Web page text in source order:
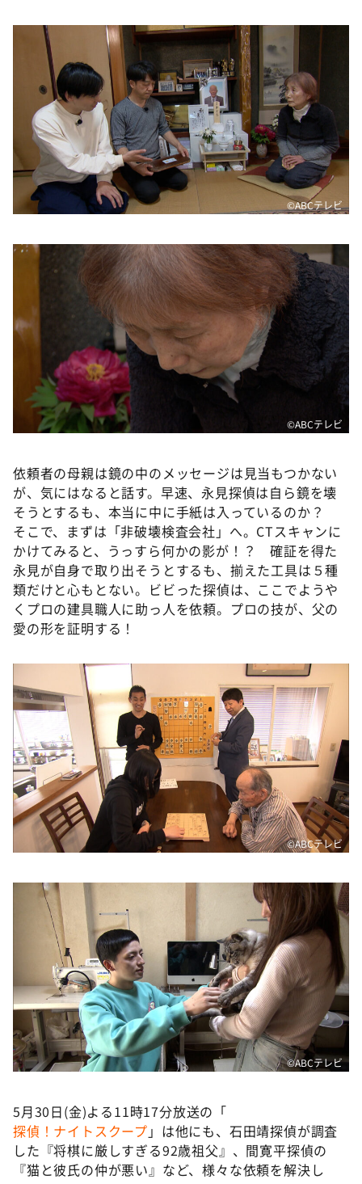
©️ABCテレビ
©️ABCテレビ
依頼者の母親は鏡の中のメッセージは見当もつかない
が、気にはなると話す。早速、永見探偵は自ら鏡を壊
そうとするも、本当に中に手紙は入っているのか？
そこで、まずは「非破壊検査会社」へ。CTスキャンに
かけてみると、うっすら何かの影が！？ 確証を得た
永見が自身で取り出そうとするも、揃えた工具は５種
類だけと心もとない。ビビった探偵は、ここでようや
くプロの建具職人に助っ人を依頼。プロの技が、父の
愛の形を証明する！
©️ABCテレビ
©️ABCテレビ
5月30日(金)よる11時17分放送の「
探偵！ナイトスクープ 」は他にも、石田靖探偵が調査
した『将棋に厳しすぎる92歳祖父』、間寛平探偵の
『猫と彼氏の仲が悪い』など、様々な依頼を解決し